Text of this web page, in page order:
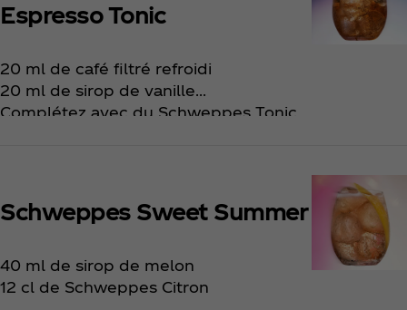
Espresso Tonic
20 ml de café filtré refroidi
20 ml de sirop de vanille
Complétez avec du Schweppes Tonic
Schweppes Sweet Summer
40 ml de sirop de melon
12 cl de Schweppes Citron